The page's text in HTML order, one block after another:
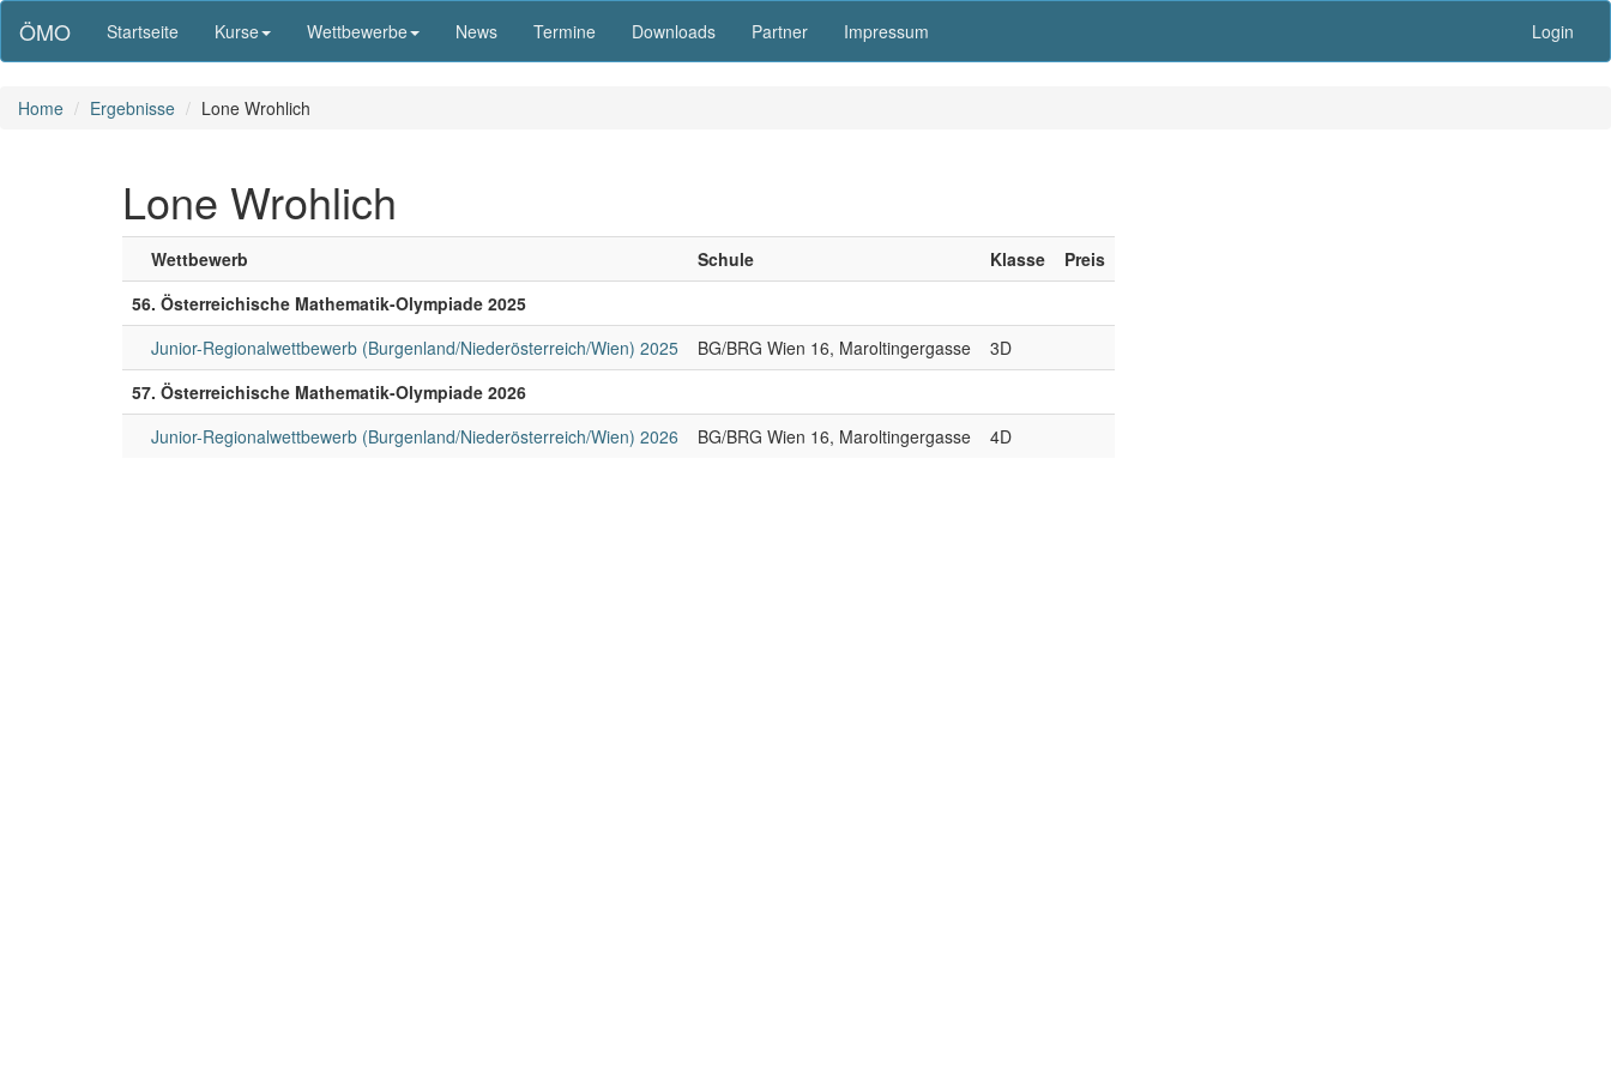
ÖMO Startseite Kurse Wettbewerbe News Termine Downloads Partner Impressum Login
Home Ergebnisse Lone Wrohlich
Lone Wrohlich
Wettbewerb Schule Klasse
Preis
56. Österreichische Mathematik-Olympiade 2025
Junior-Regionalwettbewerb (Burgenland/Niederösterreich/Wien) 2025
BG/BRG Wien 16, Maroltingergasse
3D
57. Österreichische Mathematik-Olympiade 2026
Junior-Regionalwettbewerb (Burgenland/Niederösterreich/Wien) 2026
BG/BRG Wien 16, Maroltingergasse 4D